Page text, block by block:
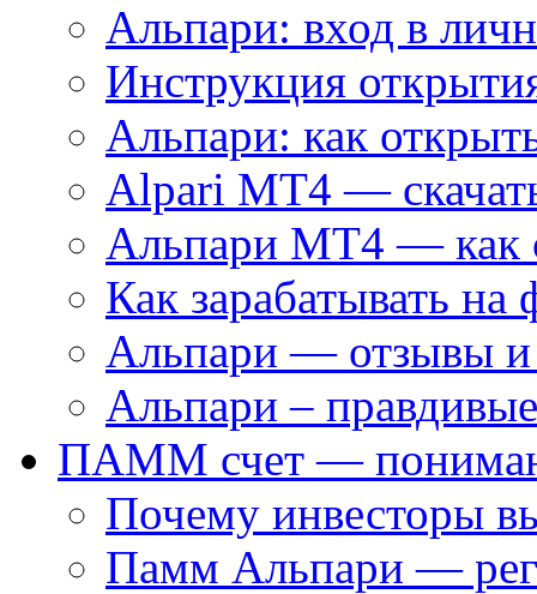
Альпари: вход в
Инструкция
Альпари: как
Alpari MT4 —
Альпари MT4 — как
Как зарабатывать
Альпари — отзывы и
Альпари –
ПАММ счет —
Почему инвесторы
Памм Альпари —